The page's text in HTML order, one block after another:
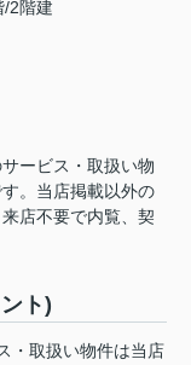
/2階建
ービス・取扱い物
。当店掲載以外の
店不要で内覧、契
ト)
・取扱い物件は当店